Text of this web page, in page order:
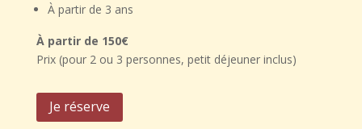
À partir de 3 ans
À partir de 150€
Prix (pour 2 ou 3 personnes, petit déjeuner inclus)
Je réserve